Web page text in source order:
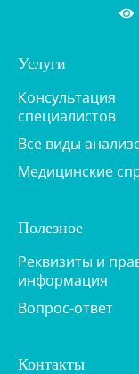
Услуги
Консультация
специалистов
Все виды
Медицинские
Полезное
Реквизиты и
информация
Вопрос-ответ
Контакты